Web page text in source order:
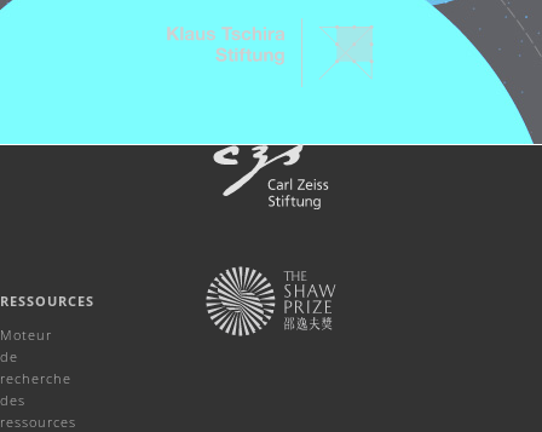
RESSOURCES
Moteur
de
recherche
des
ressources